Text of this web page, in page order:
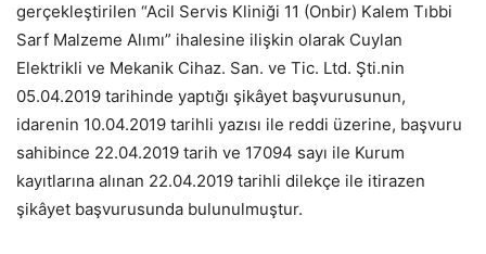
gerçekleştirilen “Acil Servis Kliniği 11 (Onbir) Kalem Tıbbi
Sarf Malzeme Alımı” ihalesine ilişkin olarak Cuylan
Elektrikli ve Mekanik Cihaz. San. ve Tic. Ltd. Şti.nin
05.04.2019 tarihinde yaptığı şikâyet başvurusunun,
idarenin 10.04.2019 tarihli yazısı ile reddi üzerine, başvuru
sahibince 22.04.2019 tarih ve 17094 sayı ile Kurum
kayıtlarına alınan 22.04.2019 tarihli dilekçe ile itirazen
şikâyet başvurusunda bulunulmuştur.